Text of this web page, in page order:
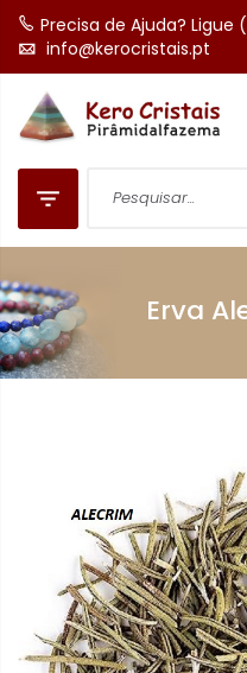
Precisa de Ajuda? Ligue
info@kerocristais.pt

Erva